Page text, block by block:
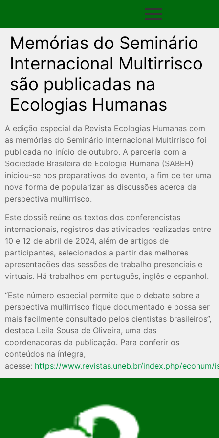
Memórias do Seminário
Internacional Multirrisco
são publicadas na
Ecologias Humanas
A edição especial da Revista Ecologias Humanas com
as memórias do Seminário Internacional Multirrisco foi
publicada no início de outubro. A parceria com a
Sociedade Brasileira de Ecologia Humana (SABEH)
iniciou-se nos preparativos do evento, a fim de ter uma
nova forma de popularizar as discussões acerca da
perspectiva multirrisco.
Este dossiê reúne os textos dos conferencistas
internacionais, registros das atividades realizadas entre
10 e 12 de abril de 2024, além de artigos de
participantes, selecionados a partir das melhores
apresentações das sessões de trabalho presenciais e
virtuais. Há trabalhos em português, inglês e espanhol.
“Este número especial permite que o debate sobre a
perspectiva multirrisco fique documentado e possa ser
mais facilmente consultado pelos cientistas brasileiros”,
destaca Leila Sousa de Oliveira, uma das
coordenadoras da publicação. Para conferir os
conteúdos na íntegra,
acesse: https://www.revistas.uneb.br/index.php/ecohum/